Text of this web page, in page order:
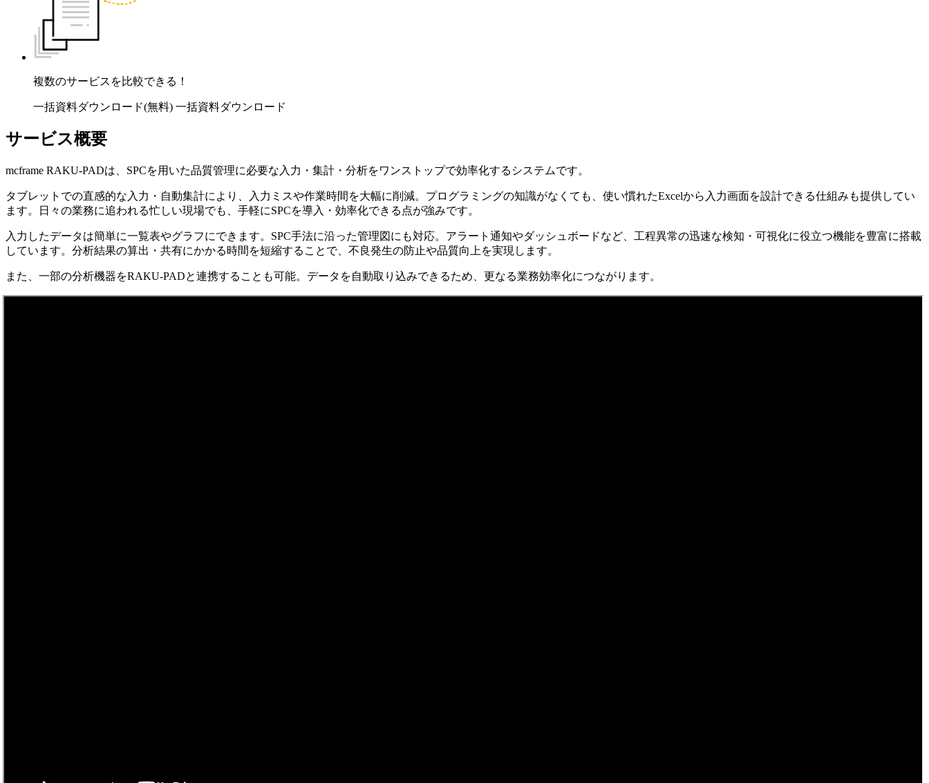
複数のサービスを比較できる！
一括資料ダウンロード(無料) 一括資料ダウンロード
サービス概要
mcframe RAKU-PADは、SPCを用いた品質管理に必要な入力・集計・分析をワンストップで効率化するシステムです。
タブレットでの直感的な入力・自動集計により、入力ミスや作業時間を大幅に削減。プログラミングの知識がなくても、使い慣れたExcelから入力画面を設計できる仕組みも提供してい
ます。日々の業務に追われる忙しい現場でも、手軽にSPCを導入・効率化できる点が強みです。
入力したデータは簡単に一覧表やグラフにできます。SPC手法に沿った管理図にも対応。アラート通知やダッシュボードなど、工程異常の迅速な検知・可視化に役立つ機能を豊富に搭載
しています。分析結果の算出・共有にかかる時間を短縮することで、不良発生の防止や品質向上を実現します。
また、一部の分析機器をRAKU-PADと連携することも可能。データを自動取り込みできるため、更なる業務効率化につながります。